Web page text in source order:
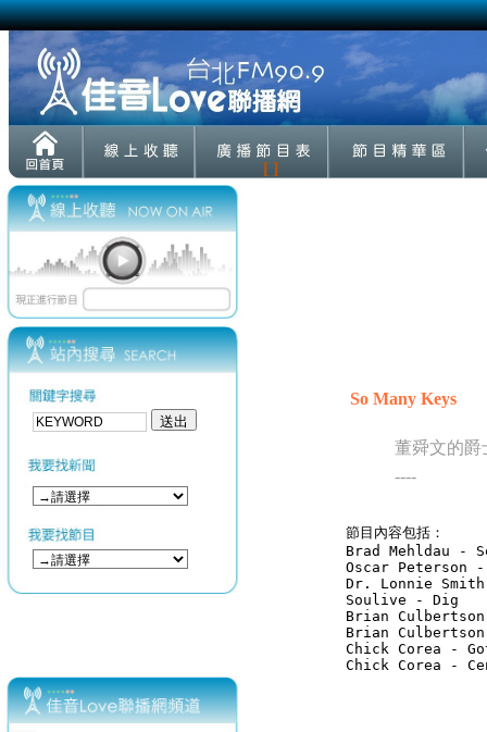
[ ]
So Many Keys
董舜文的爵
----
節目內容包括：
Brad Mehldau -
Oscar Peterson
Dr. Lonnie
Soulive - Dig
Brian
Brian
Chick Corea -
Chick Corea -